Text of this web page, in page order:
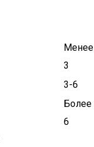
Менее
3
3-6
Более
6